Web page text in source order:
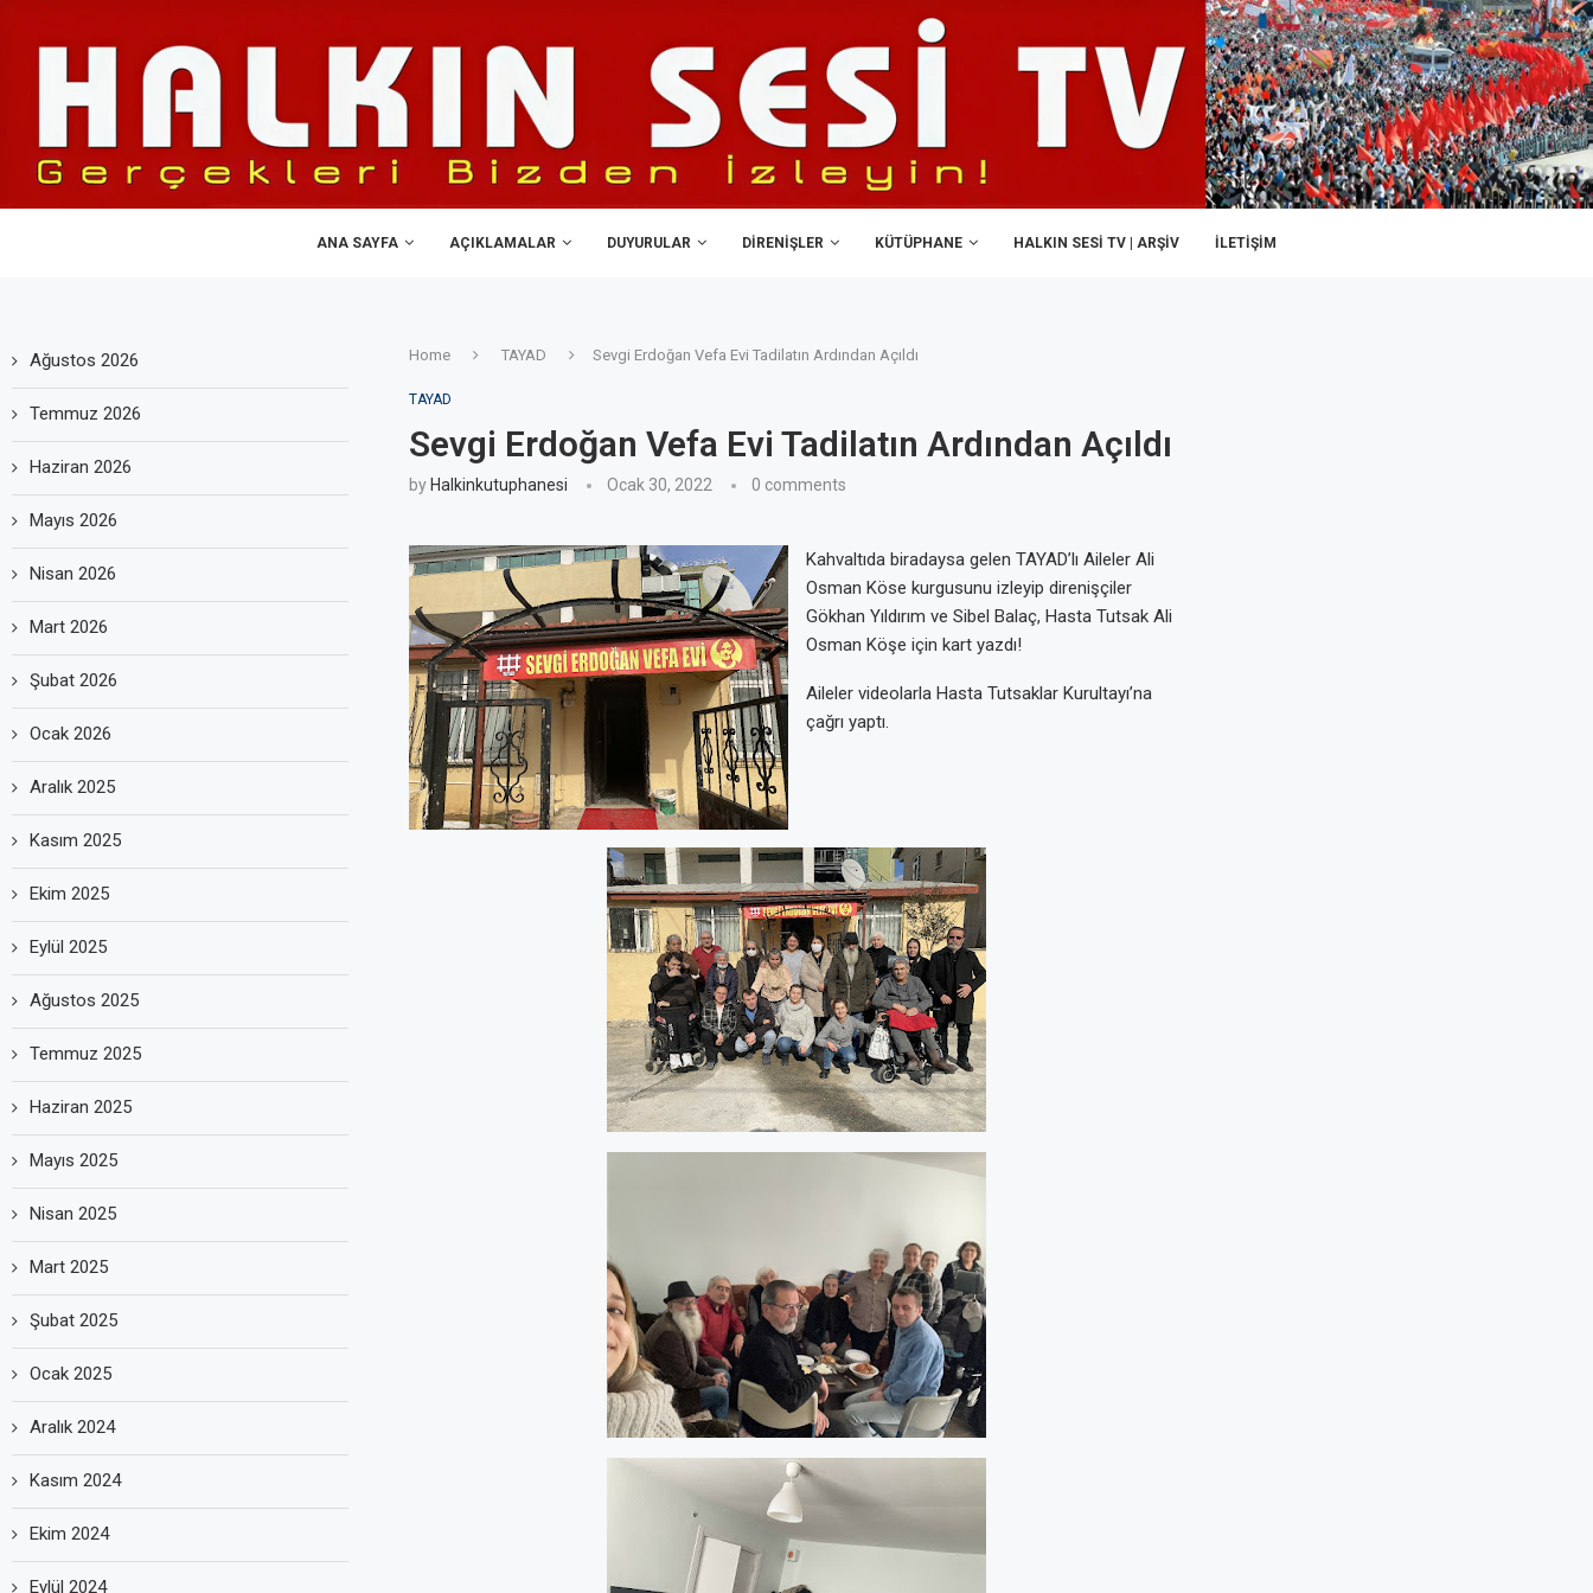
ANA SAYFA AÇIKLAMALAR DUYURULAR DIRENIŞLER KÜTÜPHANE HALKIN SESI TV | ARŞİV İLETIŞIM
Home TAYAD Sevgi Erdoğan Vefa Evi Tadilatın Ardından Açıldı
TAYAD
Sevgi Erdoğan Vefa Evi Tadilatın Ardından Açıldı
byHalkinkutuphanesi Ocak 30, 2022 0 comments
Kahvaltıda biradaysa gelen TAYAD’lı Aileler Ali
Osman Köse kurgusunu izleyip direnişçiler
Gökhan Yıldırım ve Sibel Balaç, Hasta Tutsak Ali
Osman Köşe için kart yazdı!
Aileler videolarla Hasta Tutsaklar Kurultayı’na
çağrı yaptı.
Ağustos 2026
Temmuz 2026
Haziran 2026
Mayıs 2026
Nisan 2026
Mart 2026
Şubat 2026
Ocak 2026
Aralık 2025
Kasım 2025
Ekim 2025
Eylül 2025
Ağustos 2025
Temmuz 2025
Haziran 2025
Mayıs 2025
Nisan 2025
Mart 2025
Şubat 2025
Ocak 2025
Aralık 2024
Kasım 2024
Ekim 2024
Eylül 2024